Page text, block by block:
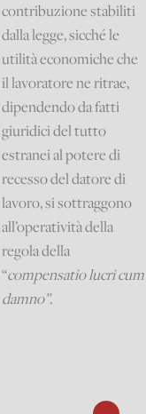
contribuzione stabiliti
dalla legge, sicché le
utilità economiche che
il lavoratore ne ritrae,
dipendendo da fatti
giuridici del tutto
estranei al potere di
recesso del datore di
lavoro, si sottraggono
all’operatività della
regola della
“compensatio lucri cum
damno”.